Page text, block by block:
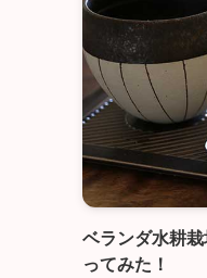
ベランダ水耕
ってみた！